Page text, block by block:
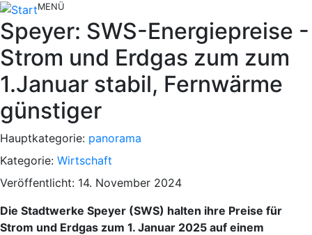
MENÜ
Speyer: SWS-Energiepreise -
Strom und Erdgas zum zum
1.Januar stabil, Fernwärme
günstiger
Hauptkategorie: panorama
Kategorie: Wirtschaft
Veröffentlicht: 14. November 2024
Die Stadtwerke Speyer (SWS) halten ihre Preise für
Strom und Erdgas zum 1. Januar 2025 auf einem